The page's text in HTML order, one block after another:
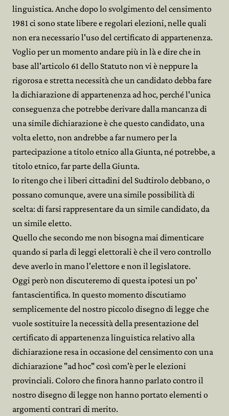
linguistica. Anche dopo lo svolgimento del censimento
1981 ci sono state libere e regolari elezioni, nelle quali
non era necessario l'uso del certificato di appartenenza.
Voglio per un momento andare più in là e dire che in
base all'articolo 61 dello Statuto non vi è neppure la
rigorosa e stretta necessità che un candidato debba fare
la dichiarazione di appartenenza ad hoc, perché l'unica
conseguenza che potrebbe derivare dalla mancanza di
una simile dichiarazione è che questo candidato, una
volta eletto, non andrebbe a far numero per la
partecipazione a titolo etnico alla Giunta, né potrebbe, a
titolo etnico, far parte della Giunta.
Io ritengo che i liberi cittadini del Sudtirolo debbano, o
possano comunque, avere una simile possibilità di
scelta: di farsi rappresentare da un simile candidato, da
un simile eletto.
Quello che secondo me non bisogna mai dimenticare
quando si parla di leggi elettorali è che il vero controllo
deve averlo in mano l'elettore e non il legislatore.
Oggi però non discuteremo di questa ipotesi un po'
fantascientifica. In questo momento discutiamo
semplicemente del nostro piccolo disegno di legge che
vuole sostituire la necessità della presentazione del
certificato di appartenenza linguistica relativo alla
dichiarazione resa in occasione del censimento con una
dichiarazione "ad hoc" così com'è per le elezioni
provinciali. Coloro che finora hanno parlato contro il
nostro disegno di legge non hanno portato elementi o
argomenti contrari di merito.